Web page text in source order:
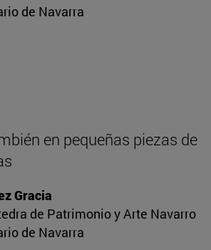
de Navarra
en pequeñas piezas de
Gracia
de Patrimonio y Arte Navarro
de Navarra